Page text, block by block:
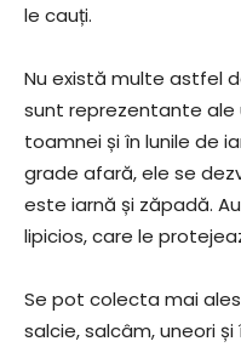
le cauți.
Nu există multe astfel
sunt reprezentante ale
toamnei și în lunile de
grade afară, ele se
este iarnă și zăpadă.
lipicios, care le
Se pot colecta mai
salcie, salcâm, uneori